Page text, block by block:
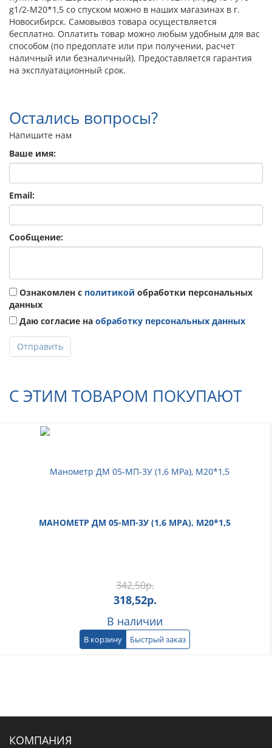
g1/2-М20*1,5 со спуском можно в наших магазинах в г.
Новосибирск. Самовывоз товара осуществляется
бесплатно. Оплатить товар можно любым удобным для вас
способом (по предоплате или при получении, расчет
наличный или безналичный). Предоставляется гарантия
на эксплуатационный срок.
Остались вопросы?
Напишите нам
Ваше имя:
Email:
Сообщение:
Ознакомлен с политикой обработки персональных
данных
Даю согласие на обработку персональных данных
Отправить
С ЭТИМ ТОВАРОМ ПОКУПАЮТ
МАНОМЕТР ДМ 05-МП-3У (1,6 МРА), M20*1,5
342,50р.
318,52р.
В наличии
В корзину Быстрый заказ
КОМПАНИЯ